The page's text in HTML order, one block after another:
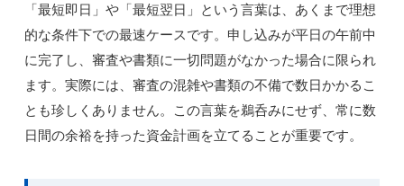
「最短即日」や「最短翌日」という言葉は、あくまで理想
的な条件下での最速ケースです。申し込みが平日の午前中
に完了し、審査や書類に一切問題がなかった場合に限られ
ます。実際には、審査の混雑や書類の不備で数日かかるこ
とも珍しくありません。この言葉を鵜呑みにせず、常に数
日間の余裕を持った資金計画を立てることが重要です。